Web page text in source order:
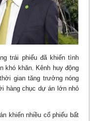
trái phiếu đã khiến tình
khó khăn. Kênh huy động
gian tăng trưởng nóng
hàng chục dự án lớn nhỏ
khiến nhiều cổ phiếu bất